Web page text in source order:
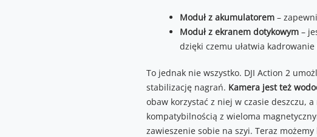
Moduł z akumulatorem–
Moduł z ekranem dotykowym–
dzięki czemu ułatwia
To jednak nie wszystko. DJI Action 2
stabilizację nagrań. Kamera jest też
obaw korzystać z niej w czasie deszczu,
kompatybilnością z wieloma
zawieszenie sobie na szyi. Teraz